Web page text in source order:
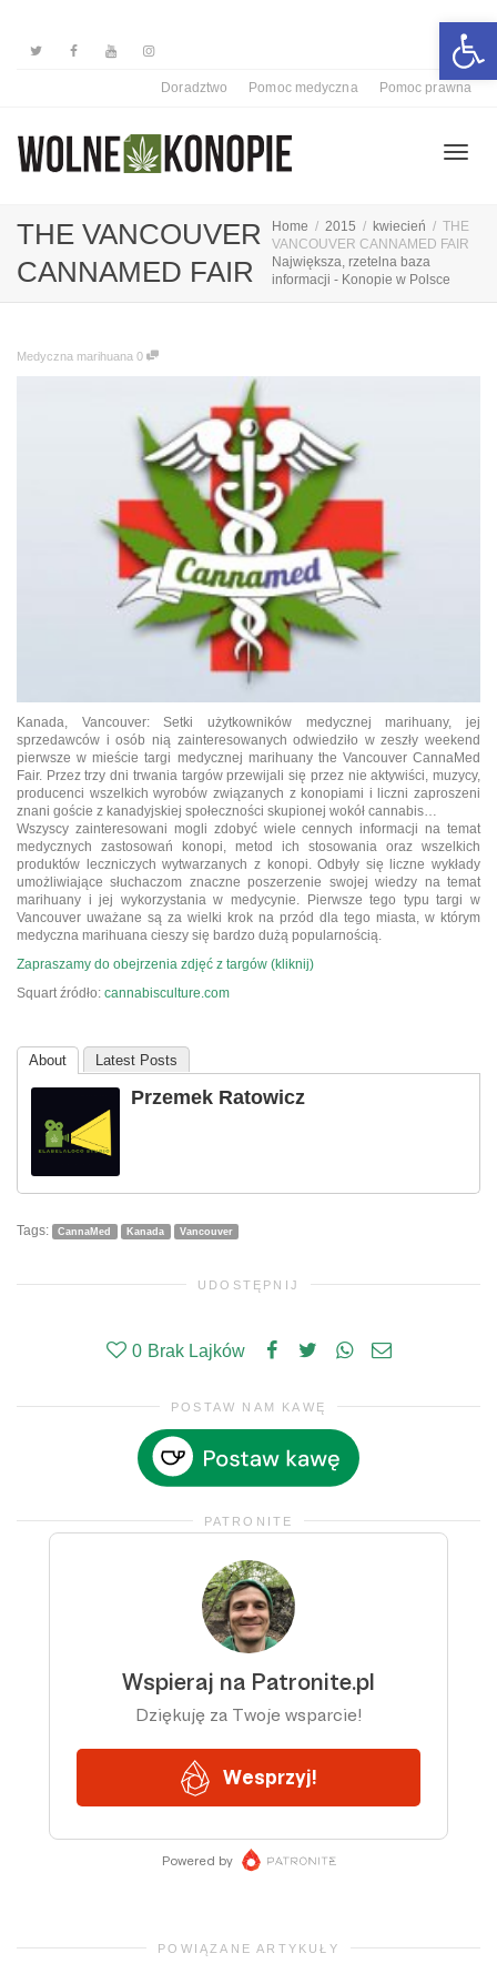
Doradztwo Pomoc medyczna Pomoc prawna
THE VANCOUVER
CANNAMED FAIR
Home 2015 kwiecień
THE
VANCOUVER CANNAMED FAIR
Największa, rzetelna baza
informacji - Konopie w Polsce
Medyczna marihuana 0
Kanada, Vancouver: Setki użytkowników medycznej marihuany, jej
sprzedawców i osób nią zainteresowanych odwiedziło w zeszły weekend
pierwsze w mieście targi medycznej marihuany the Vancouver CannaMed
Fair. Przez trzy dni trwania targów przewijali się przez nie aktywiści, muzycy,
producenci wszelkich wyrobów związanych z konopiami i liczni zaproszeni
znani goście z kanadyjskiej społeczności skupionej wokół cannabis…
Wszyscy zainteresowani mogli zdobyć wiele cennych informacji na temat
medycznych zastosowań konopi, metod ich stosowania oraz wszelkich
produktów leczniczych wytwarzanych z konopi. Odbyły się liczne wykłady
umożliwiające słuchaczom znaczne poszerzenie swojej wiedzy na temat
marihuany i jej wykorzystania w medycynie. Pierwsze tego typu targi w
Vancouver uważane są za wielki krok na przód dla tego miasta, w którym
medyczna marihuana cieszy się bardzo dużą popularnością.
Zapraszamy do obejrzenia zdjęć z targów (kliknij)
Squart źródło: cannabisculture.com
About Latest Posts
Przemek Ratowicz
Tags: CannaMed Kanada Vancouver
UDOSTĘPNIJ
0 Brak Lajków
POSTAW NAM KAWĘ
PATRONITE
POWIĄZANE ARTYKUŁY